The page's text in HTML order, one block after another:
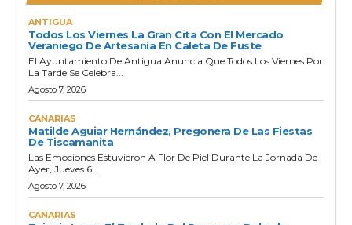
ANTIGUA
Todos Los Viernes La Gran Cita Con El Mercado
Veraniego De Artesanía En Caleta De Fuste
El Ayuntamiento De Antigua Anuncia Que Todos Los Viernes Por
La Tarde Se Celebra...
Agosto 7, 2026
CANARIAS
Matilde Aguiar Hernández, Pregonera De Las Fiestas
De Tiscamanita
Las Emociones Estuvieron A Flor De Piel Durante La Jornada De
Ayer, Jueves 6...
Agosto 7, 2026
CANARIAS